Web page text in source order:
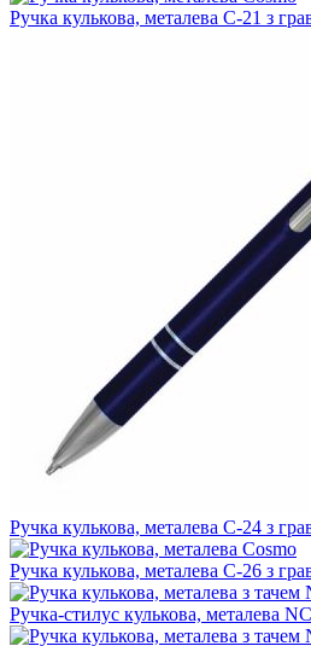
Ручка кулькова, металева C-21 з
Ручка кулькова, металева C-24 з
Ручка кулькова, металева C-26 з
Ручка-стилус кулькова, металева